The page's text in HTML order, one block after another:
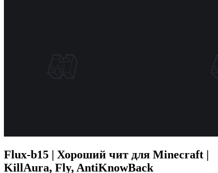
Flux-b15 | Хороший чит для Minecraft |
KillAura, Fly, AntiKnowBack